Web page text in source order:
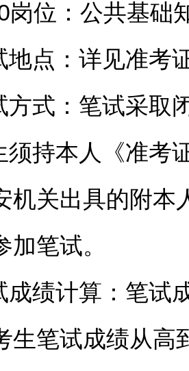
位：公共基础
点：详见准考
式：笔试采取
本人《准考证
机关出具的附本
笔试。
计算：笔试成
生笔试成绩从高